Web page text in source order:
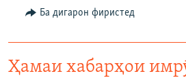
Ба дигарон фиристед
Ҳамаи хабарҳои